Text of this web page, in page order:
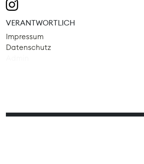
VERANTWORTLICH
Impressum
Datenschutz